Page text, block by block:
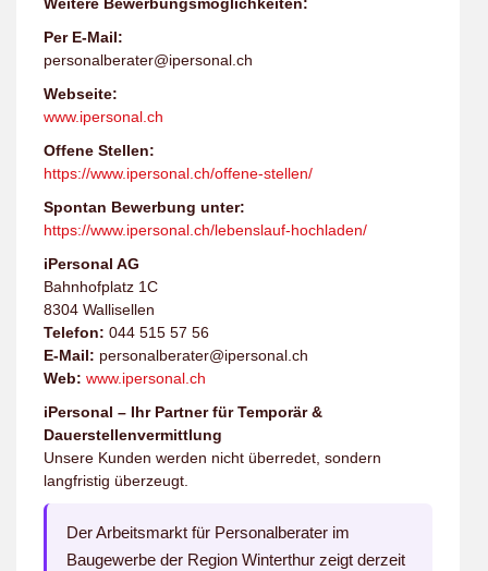
Per E-Mail:
personalberater@ipersonal.ch
Webseite:
www.ipersonal.ch
Offene Stellen:
https://www.ipersonal.ch/offene-stellen/
Spontan Bewerbung unter:
https://www.ipersonal.ch/lebenslauf-hochladen/
iPersonal AG
Bahnhofplatz 1C
8304 Wallisellen
Telefon: 044 515 57 56
E-Mail: personalberater@ipersonal.ch
Web: www.ipersonal.ch
iPersonal – Ihr Partner für Temporär &
Dauerstellenvermittlung
Unsere Kunden werden nicht überredet, sondern
langfristig überzeugt.
Der Arbeitsmarkt für Personalberater im
Baugewerbe der Region Winterthur zeigt derzeit